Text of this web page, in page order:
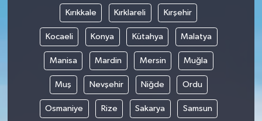
Kırıkkale Kırklareli Kırşehir
Kocaeli Konya Kütahya Malatya
Manisa Mardin Mersin Muğla
Muş Nevşehir Niğde Ordu
Osmaniye Rize Sakarya Samsun